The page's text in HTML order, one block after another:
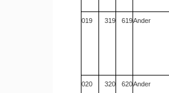
019 319 619Ander
020 320 620Ander